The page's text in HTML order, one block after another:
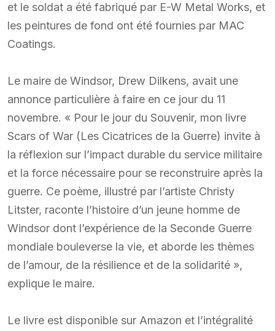
et le soldat a été fabriqué par E-W Metal Works, et
les peintures de fond ont été fournies par MAC
Coatings.
Le maire de Windsor, Drew Dilkens, avait une
annonce particulière à faire en ce jour du 11
novembre. « Pour le jour du Souvenir, mon livre
Scars of War (Les Cicatrices de la Guerre) invite à
la réflexion sur l’impact durable du service militaire
et la force nécessaire pour se reconstruire après la
guerre. Ce poème, illustré par l’artiste Christy
Litster, raconte l’histoire d’un jeune homme de
Windsor dont l’expérience de la Seconde Guerre
mondiale bouleverse la vie, et aborde les thèmes
de l’amour, de la résilience et de la solidarité »,
explique le maire.
Le livre est disponible sur Amazon et l’intégralité